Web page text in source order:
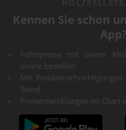
Kennen Sie schon
Pelletpreise mit einem
online bestellen
Mit
Stand
Preisentwicklungen im Chart